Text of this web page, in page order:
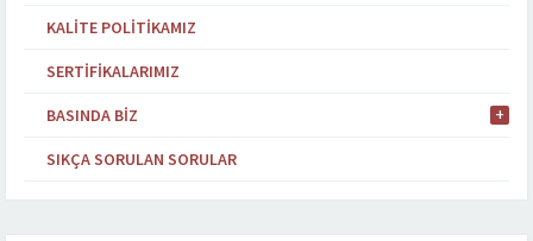
KALITE POLITIKAMIZ
SERTIFIKALARIMIZ
BASINDA BIZ
SIKÇA SORULAN SORULAR